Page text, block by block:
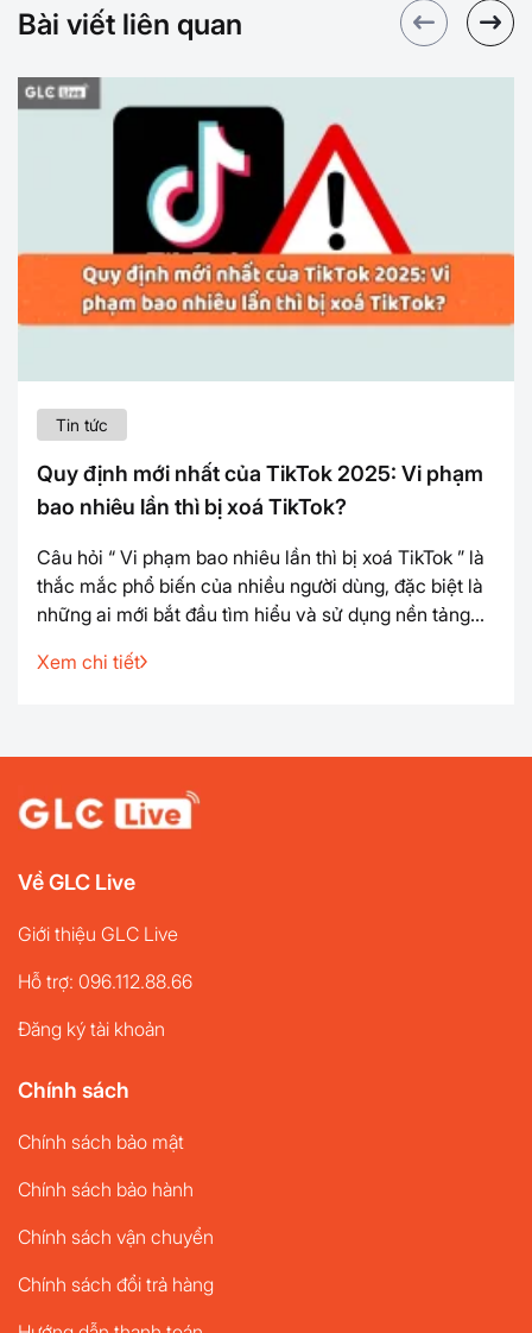
Bài viết liên quan
Tin tức
Quy định mới nhất của TikTok 2025: Vi phạm
bao nhiêu lần thì bị xoá TikTok?
Câu hỏi “ Vi phạm bao nhiêu lần thì bị xoá TikTok ” là
thắc mắc phổ biến của nhiều người dùng, đặc biệt là
những ai mới bắt đầu tìm hiểu và sử dụng nền tảng
tin chi tiết về câu hỏi vi phạm bao nhiêu lần thì bị xóa
Xem chi tiết
Về GLC Live
Giới thiệu GLC Live
Hỗ trợ: 096.112.88.66
Đăng ký tài khoản
Chính sách
Chính sách bảo mật
Chính sách bảo hành
Chính sách vận chuyển
Chính sách đổi trả hàng